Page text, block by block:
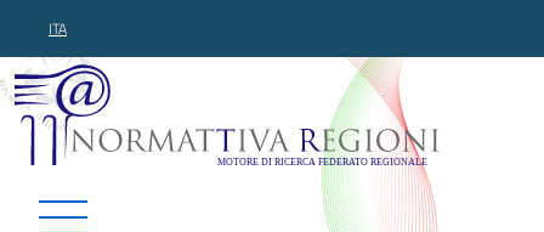
ITA
Normattiva Regioni -